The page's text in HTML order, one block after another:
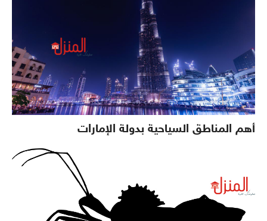
أهم المناطق السياحية بدولة الإمارات